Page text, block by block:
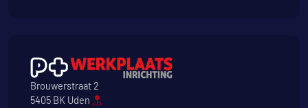
Brouwerstraat 2
5405 BK Uden